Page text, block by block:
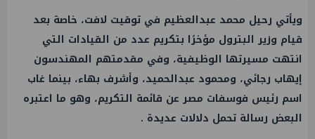
ويأتي رحيل محمد عبدالعظيم في توقيت لافت، خاصة بعد
قيام وزير البترول مؤخرًا بتكريم عدد من القيادات التي
انتهت مسيرتها الوظيفية، وفي مقدمتهم المهندسون
إيهاب رجائي، ومحمود عبدالحميد، وأشرف بهاء، بينما غاب
اسم رئيس فوسفات مصر عن قائمة التكريم، وهو ما اعتبره
البعض رسالة تحمل دلالات عديدة .